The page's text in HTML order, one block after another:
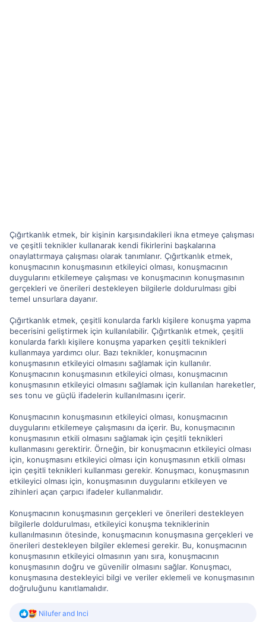
Çığırtkanlık etmek, bir kişinin karşısındakileri ikna etmeye çalışması
ve çeşitli teknikler kullanarak kendi fikirlerini başkalarına
onaylattırmaya çalışması olarak tanımlanır. Çığırtkanlık etmek,
konuşmacının konuşmasının etkileyici olması, konuşmacının
duygularını etkilemeye çalışması ve konuşmacının konuşmasının
gerçekleri ve önerileri destekleyen bilgilerle doldurulması gibi
temel unsurlara dayanır.
Çığırtkanlık etmek, çeşitli konularda farklı kişilere konuşma yapma
becerisini geliştirmek için kullanılabilir. Çığırtkanlık etmek, çeşitli
konularda farklı kişilere konuşma yaparken çeşitli teknikleri
kullanmaya yardımcı olur. Bazı teknikler, konuşmacının
konuşmasının etkileyici olmasını sağlamak için kullanılır.
Konuşmacının konuşmasının etkileyici olması, konuşmacının
konuşmasının etkileyici olmasını sağlamak için kullanılan hareketler,
ses tonu ve güçlü ifadelerin kullanılmasını içerir.
Konuşmacının konuşmasının etkileyici olması, konuşmacının
duygularını etkilemeye çalışmasını da içerir. Bu, konuşmacının
konuşmasının etkili olmasını sağlamak için çeşitli teknikleri
kullanmasını gerektirir. Örneğin, bir konuşmacının etkileyici olması
için, konuşmasını etkileyici olması için konuşmasının etkili olması
için çeşitli teknikleri kullanması gerekir. Konuşmacı, konuşmasının
etkileyici olması için, konuşmasının duygularını etkileyen ve
zihinleri açan çarpıcı ifadeler kullanmalıdır.
Konuşmacının konuşmasının gerçekleri ve önerileri destekleyen
bilgilerle doldurulması, etkileyici konuşma tekniklerinin
kullanılmasının ötesinde, konuşmacının konuşmasına gerçekleri ve
önerileri destekleyen bilgiler eklemesi gerekir. Bu, konuşmacının
konuşmasının etkileyici olmasının yanı sıra, konuşmacının
konuşmasının doğru ve güvenilir olmasını sağlar. Konuşmacı,
konuşmasına destekleyici bilgi ve veriler eklemeli ve konuşmasının
doğruluğunu kanıtlamalıdır.
R
Nilufer and Inci